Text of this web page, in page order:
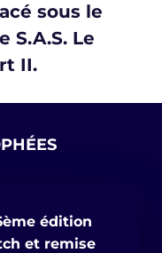
sous le
S.A.S. Le
II.
édition
et remise